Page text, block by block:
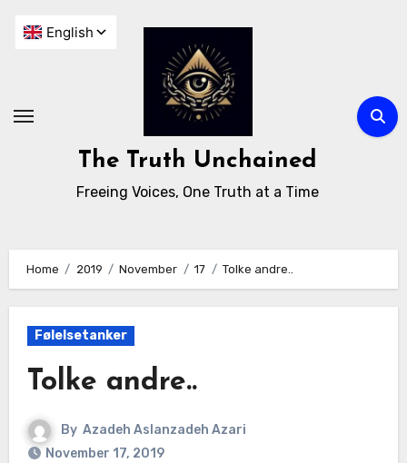
The Truth Unchained
Freeing Voices, One Truth at a Time
Home 2019 November 17 Tolke andre..
Følelsetanker
Tolke andre..
By Azadeh Aslanzadeh Azari
November 17, 2019